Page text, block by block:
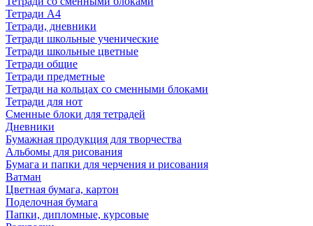
Тетради А4
Тетради, дневники
Тетради школьные ученические
Тетради школьные цветные
Тетради общие
Тетради предметные
Тетради на кольцах со сменными блоками
Тетради для нот
Сменные блоки для тетрадей
Дневники
Бумажная продукция для творчества
Альбомы для рисования
Бумага и папки для черчения и рисования
Ватман
Цветная бумага, картон
Поделочная бумага
Папки, дипломные, курсовые